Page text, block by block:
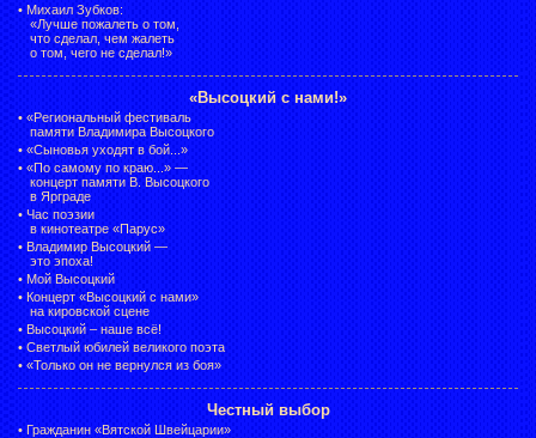
• Михаил Зубков:
«Лучше пожалеть о том,
что сделал, чем жалеть
о том, чего не сделал!»
«Высоцкий с нами!»
• «Региональный фестиваль
памяти Владимира Высоцкого
• «Сыновья уходят в бой...»
• «По самому по краю...» —
концерт памяти В. Высоцкого
в Ярграде
• Час поэзии
в кинотеатре «Парус»
• Владимир Высоцкий —
это эпоха!
• Мой Высоцкий
• Концерт «Высоцкий с нами»
на кировской сцене
• Высоцкий – наше всё!
• Светлый юбилей великого поэта
• «Только он не вернулся из боя»
Честный выбор
• Гражданин «Вятской Швейцарии»